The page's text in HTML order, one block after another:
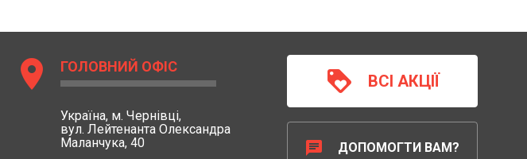
location_on ГОЛОВНИЙ ОФІС
Україна, м. Чернівці,
вул. Лейтенанта Олександра
Маланчука, 40
loyalty ВСІ АКЦІЇ
chat ДОПОМОГТИ ВАМ?